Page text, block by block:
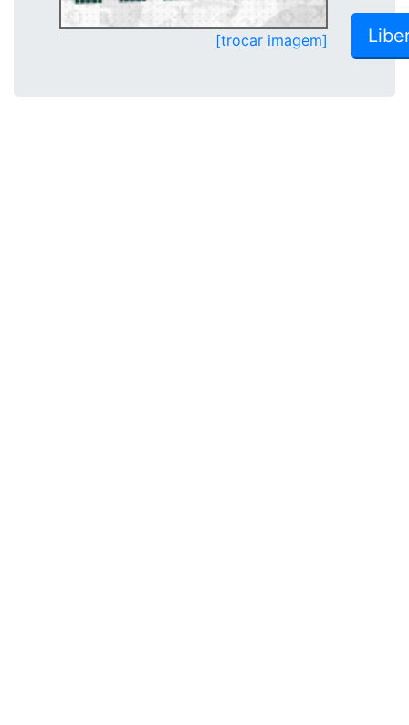
[trocar imagem]